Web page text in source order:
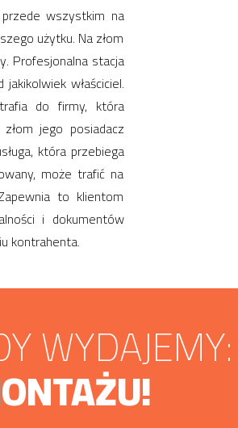
wszystkim na
użytku. Na złom
Profesjonalna stacja
właściciel.
do firmy, która
jego posiadacz
która przebiega
może trafić na
to klientom
i dokumentów
kontrahenta.
WYDAJEMY: